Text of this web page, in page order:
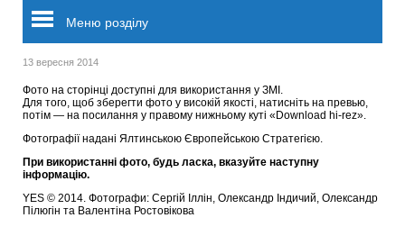
Меню розділу
13 вересня 2014
Фото на сторінці доступні для використання у ЗМІ.
Для того, щоб зберегти фото у високій якості, натисніть на превью,
потім — на посилання у правому нижньому куті «Download hi-rez».
Фотографії надані Ялтинською Європейською Стратегією.
При використанні фото, будь ласка, вказуйте наступну
інформацію.
YES © 2014. Фотографи: Сергій Іллін, Олександр Індичий, Олександр
Пілюгін та Валентіна Ростовікова